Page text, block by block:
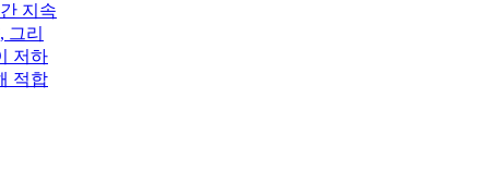
지속
그리
저하
적합